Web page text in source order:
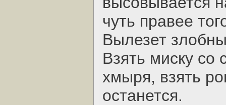
чуть правее
Вылезет
Взять миску со
хмыря, взять
останется.